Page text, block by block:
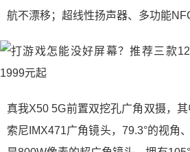
航不漂移；超线性扬声器、多功能
真我X50 5G前置双挖孔广角双摄，
索尼IMX471广角镜头，79.3°的视角